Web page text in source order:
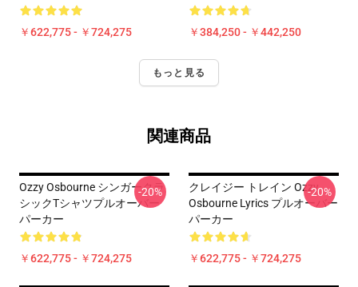
￥622,775 - ￥724,275 ￥384,250 - ￥442,250
もっと見る
関連商品
Ozzy Osbourne シンガークラ
シックTシャツプルオーバー
パーカー
￥622,775 - ￥724,275
-20%
クレイジー トレイン Ozzy
Osbourne Lyrics プルオーバー
パーカー
￥622,775 - ￥724,275
-20%